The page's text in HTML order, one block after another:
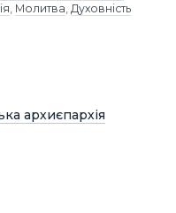
Молитва Духовність
архиєпархія